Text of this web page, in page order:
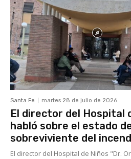
Santa Fe martes 28 de julio de 2026
El director del Hospital
habló sobre el estado
sobreviviente del
El director del Hospital de Niños "Dr.